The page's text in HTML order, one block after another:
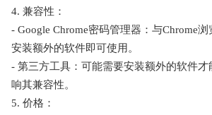
4. 兼容性：
- Google Chrome密码管理器：与Chrome
安装额外的软件即可使用。
- 第三方工具：可能需要安装额外的软件
响其兼容性。
5. 价格：